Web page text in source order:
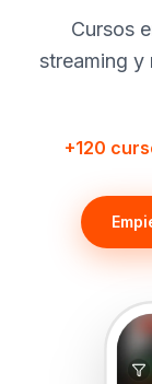
Cursos
streaming y
+120